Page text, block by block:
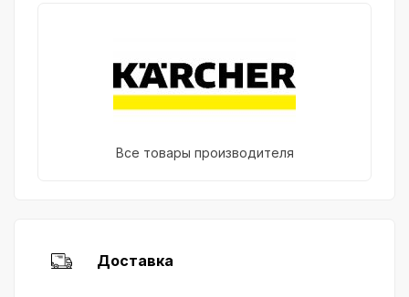
Все товары производителя
Доставка